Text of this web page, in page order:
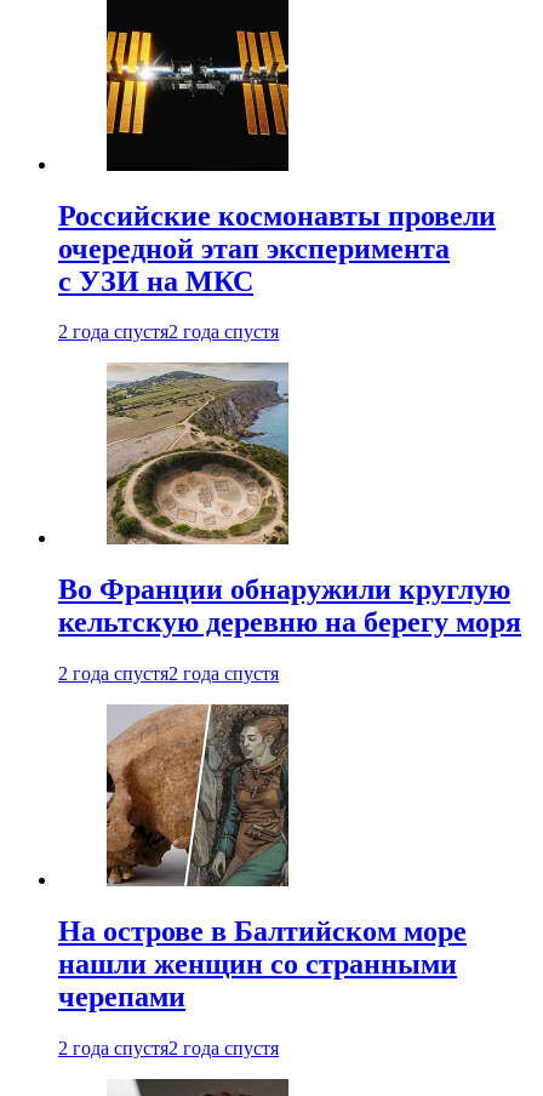
Российские космонавты провели
очередной этап эксперимента
с УЗИ на МКС
2 года спустя2 года спустя
Во Франции обнаружили круглую
кельтскую деревню на берегу моря
2 года спустя2 года спустя
На острове в Балтийском море
нашли женщин со странными
черепами
2 года спустя2 года спустя